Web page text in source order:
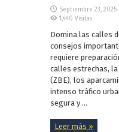
Septiembre 23, 2025
1,440 Visitas
Domina las calles
consejos
requiere
calles estrechas, la
(ZBE), los
intenso tráfico
segura y ...
Leer más »